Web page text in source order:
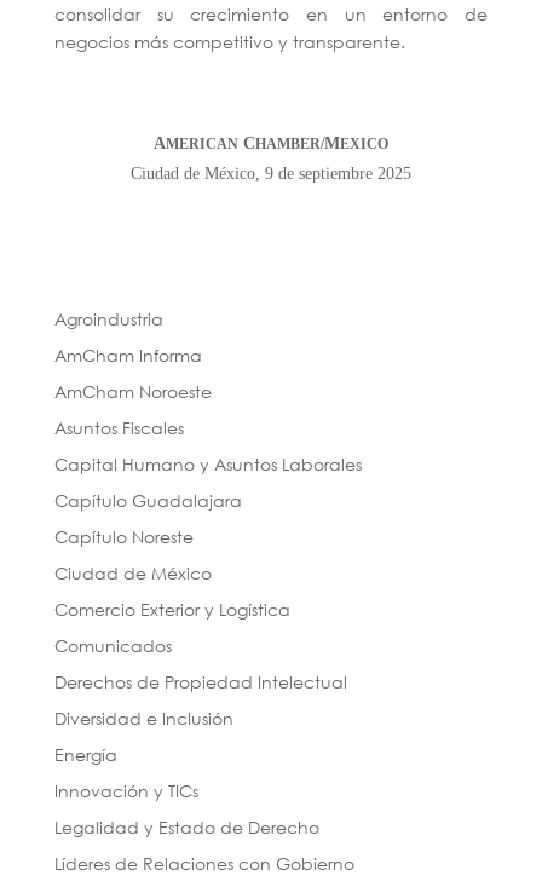
consolidar su crecimiento en un entorno de
negocios más competitivo y transparente.
AMERICANCHAMBER/MEXICO
Ciudad de México, 9 de septiembre 2025
Agroindustria
AmCham Informa
AmCham Noroeste
Asuntos Fiscales
Capital Humano y Asuntos Laborales
Capítulo Guadalajara
Capítulo Noreste
Ciudad de México
Comercio Exterior y Logística
Comunicados
Derechos de Propiedad Intelectual
Diversidad e Inclusión
Energía
Innovación y TICs
Legalidad y Estado de Derecho
Líderes de Relaciones con Gobierno